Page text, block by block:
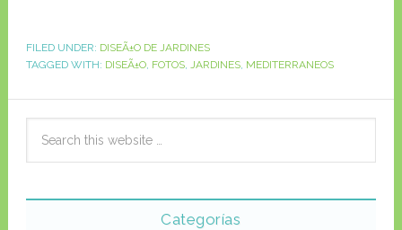
FILED UNDER: DISEÃ±O DE JARDINES
TAGGED WITH: DISEÃ±O, FOTOS, JARDINES, MEDITERRANEOS
Categorías